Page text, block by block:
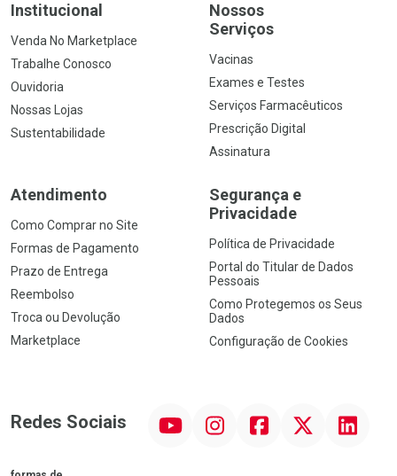
Institucional
Venda No Marketplace
Trabalhe Conosco
Ouvidoria
Nossas Lojas
Sustentabilidade
Nossos
Serviços
Vacinas
Exames e Testes
Serviços Farmacêuticos
Prescrição Digital
Assinatura
Atendimento
Como Comprar no Site
Formas de Pagamento
Prazo de Entrega
Reembolso
Troca ou Devolução
Marketplace
Segurança e
Privacidade
Política de Privacidade
Portal do Titular de Dados
Pessoais
Como Protegemos os Seus
Dados
Configuração de Cookies
Redes Sociais InstagramFacebookTwitter Linkedin